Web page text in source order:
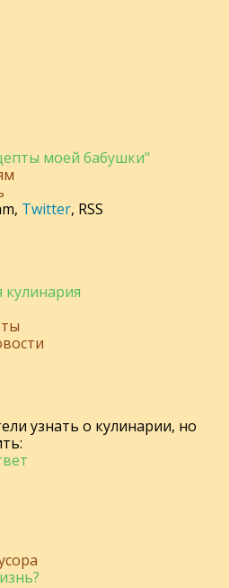
моей бабушки"
, Twitter, RSS
кулинария
узнать о кулинарии, но